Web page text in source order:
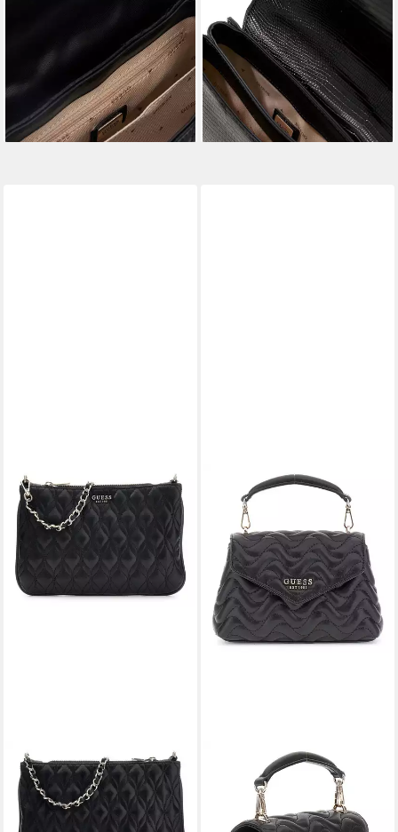
Umhängetasche Mini Top
Handle Flap
135,00 €
lieferbar - in 2-3 Werktagen bei dir
GUESS
Schultertasche Mini
Convertible Xbody Flap Bag
126,95 €
lieferbar - in 2-3 Werktagen bei dir